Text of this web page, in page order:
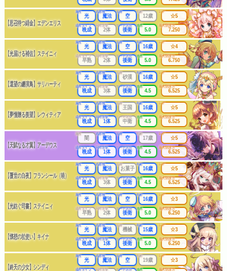
【思召待つ緋金】エデンエリス
属性
光
武器種
魔法
出身
空
年齢
12歳
成長タイプ
晩成
同時攻撃
2体
リーチ区分
後衛
連携
5.0
レア
☆5
最大防護力
7.250
【光届ける補佐】ステイニィ
属性
光
武器種
魔法
出身
空
年齢
16歳
成長タイプ
早熟
同時攻撃
2体
リーチ区分
後衛
連携
5.0
レア
☆4
最大防護力
6.750
【還望の纏演鳥】サリハーティ
属性
光
武器種
魔法
出身
砂漠
年齢
16歳
成長タイプ
晩成
同時攻撃
3体
リーチ区分
後衛
連携
4.5
レア
☆5
最大防護力
6.525
【夢憧贈る羨望】レウィティア
属性
光
武器種
魔法
出身
王国
年齢
16歳
成長タイプ
晩成
同時攻撃
1体
リーチ区分
中衛
連携
4.5
レア
☆5
最大防護力
6.525
【天賦なる才翼】アーデウス
属性
闇
武器種
魔法
出身
空
年齢
17歳
成長タイプ
晩成
同時攻撃
1体
リーチ区分
後衛
連携
4.5
レア
☆5
最大防護力
6.525
【覆世の白夜】フランシール（暁）
属性
光
武器種
魔法
出身
お菓子
年齢
16歳
成長タイプ
晩成
同時攻撃
3体
リーチ区分
後衛
連携
4.5
レア
☆5
最大防護力
6.525
【光紡ぐ司書】ステイニィ
属性
光
武器種
魔法
出身
空
年齢
16歳
成長タイプ
早熟
同時攻撃
2体
リーチ区分
後衛
連携
5.0
レア
☆3
最大防護力
6.250
【懐想の杖使い】キイナ
属性
光
武器種
魔法
出身
機械
年齢
15歳
成長タイプ
晩成
同時攻撃
1体
リーチ区分
後衛
連携
5.0
レア
☆3
最大防護力
6.250
【終天の少女】シンディ
属性
光
武器種
魔法
出身
空
年齢
19歳
成長タイプ 同時攻撃 リーチ区分 連携
レア
☆3
最大防護力